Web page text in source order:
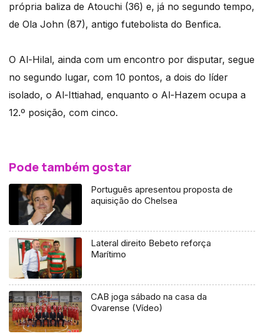
própria baliza de Atouchi (36) e, já no segundo tempo,
de Ola John (87), antigo futebolista do Benfica.
O Al-Hilal, ainda com um encontro por disputar, segue
no segundo lugar, com 10 pontos, a dois do líder
isolado, o Al-Ittiahad, enquanto o Al-Hazem ocupa a
12.º posição, com cinco.
Pode também gostar
Português apresentou proposta de
aquisição do Chelsea
Lateral direito Bebeto reforça
Marítimo
CAB joga sábado na casa da
Ovarense (Vídeo)